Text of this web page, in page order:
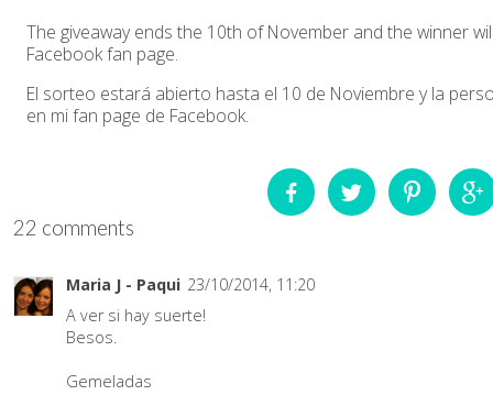
The giveaway ends the 10th of November and the winner
Facebook fan page.
El sorteo estará abierto hasta el 10 de Noviembre y la
en mi fan page de Facebook.
22 comments
Maria J - Paqui 23/10/2014, 11:20
A ver si hay suerte!
Besos.
Gemeladas